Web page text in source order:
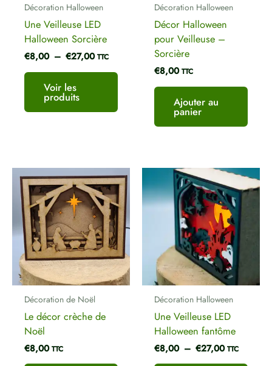
E-mail*
Décoration Halloween
Une Veilleuse LED
Halloween Sorcière
€8,00 – €27,00 TTC
Voir les
produits
Décoration Halloween
Décor Halloween
pour Veilleuse –
Sorcière
€8,00 TTC
Ajouter au
panier
Décoration de Noël
Le décor crèche de
Noël
€8,00 TTC
Décoration Halloween
Une Veilleuse LED
Halloween fantôme
€8,00 – €27,00
Plage
de
prix :
€8,00
à
€27,00
TTC